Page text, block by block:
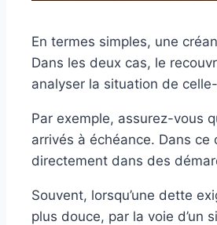
En termes simples, une
Dans les deux cas, le
analyser la situation de
Par exemple, assurez-vous
arrivés à échéance. Dans
directement dans des
Souvent, lorsqu’une dette
plus douce, par la voie d’un